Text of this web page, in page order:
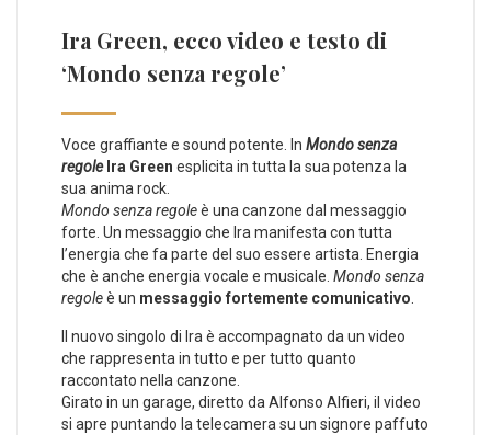
Ira Green, ecco video e testo di
‘Mondo senza regole’
Voce graffiante e sound potente. In Mondo senza
regoleIra Green esplicita in tutta la sua potenza la
sua anima rock.
Mondo senza regoleè una canzone dal messaggio
forte. Un messaggio che Ira manifesta con tutta
l’energia che fa parte del suo essere artista. Energia
che è anche energia vocale e musicale. Mondo senza
regoleè un messaggio fortemente comunicativo
Il nuovo singolo di Ira è accompagnato da un video
che rappresenta in tutto e per tutto quanto
raccontato nella canzone.
Girato in un garage, diretto da Alfonso Alfieri, il video
si apre puntando la telecamera su un signore paffuto